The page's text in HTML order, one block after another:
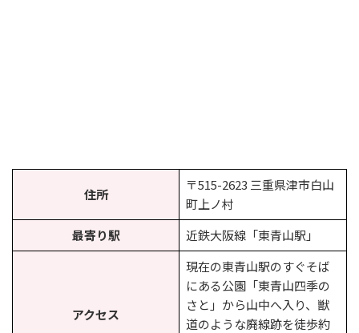
住所
〒515-2623 三重県津市白山
町上ノ村
最寄り駅
近鉄大阪線「東青山駅」
アクセス
現在の東青山駅のすぐそば
にある公園「東青山四季の
さと」から山中へ入り、獣
道のような廃線跡を徒歩約